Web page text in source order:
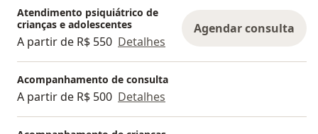
Atendimento psiquiátrico de
crianças e adolescentes
A partir de R$ 550 Detalhes
Agendar consulta
Acompanhamento de consulta
A partir de R$ 500 Detalhes